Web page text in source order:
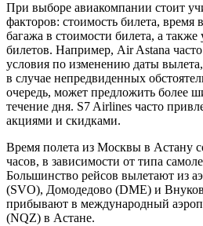
При выборе авиакомпании стоит
факторов: стоимость билета, время
багажа в стоимости билета, а также
билетов. Например, Air Astana
условия по изменению даты
в случае непредвиденных
очередь, может предложить более
течение дня. S7 Airlines часто
акциями и скидками.
Время полета из Москвы в Астану
часов, в зависимости от типа
Большинство рейсов вылетают из
(SVO), Домодедово (DME) и
прибывают в международный
(NQZ) в Астане.